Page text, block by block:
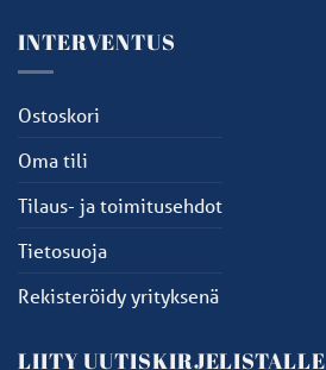
INTERVENTUS
Ostoskori
Oma tili
Tilaus- ja toimitusehdot
Tietosuoja
Rekisteröidy yrityksenä
LIITY UUTISKIRJELISTALLE